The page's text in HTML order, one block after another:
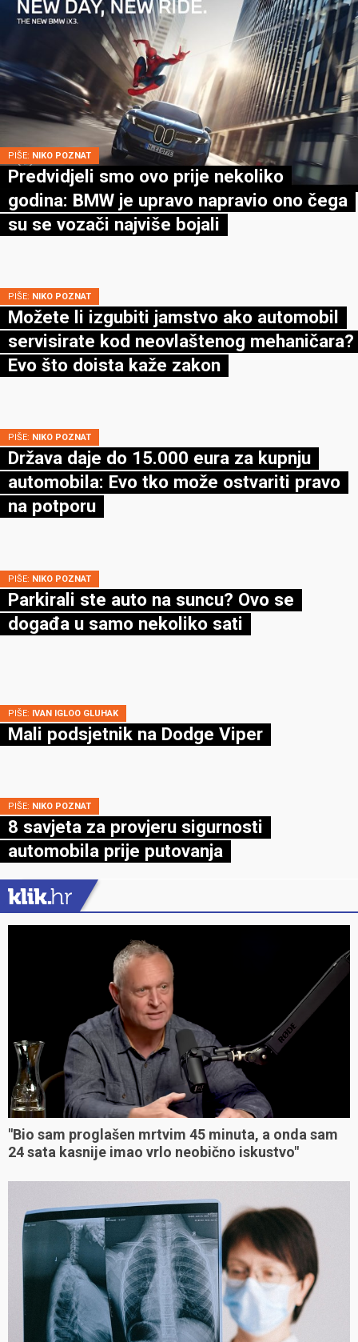
PIŠE: NIKO POZNAT
Predvidjeli smo ovo prije nekoliko
godina: BMW je upravo napravio ono čega
su se vozači najviše bojali
PIŠE: NIKO POZNAT
Možete li izgubiti jamstvo ako automobil
servisirate kod neovlaštenog mehaničara?
Evo što doista kaže zakon
PIŠE: NIKO POZNAT
Država daje do 15.000 eura za kupnju
automobila: Evo tko može ostvariti pravo
na potporu
PIŠE: NIKO POZNAT
Parkirali ste auto na suncu? Ovo se
događa u samo nekoliko sati
PIŠE: IVAN IGLOO GLUHAK
Mali podsjetnik na Dodge Viper
PIŠE: NIKO POZNAT
8 savjeta za provjeru sigurnosti
automobila prije putovanja
"Bio sam proglašen mrtvim 45 minuta, a onda sam
24 sata kasnije imao vrlo neobično iskustvo"